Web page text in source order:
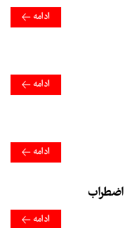
ادامه
ادامه
ادامه
ادامه